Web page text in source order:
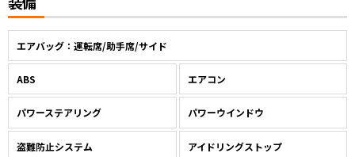
エアバッグ：運転席/助手席/サイド
ABS エアコン
パワーステアリング パワーウインドウ
盗難防止システム アイドリングストップ